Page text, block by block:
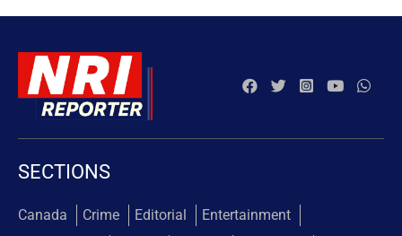
SECTIONS
Canada Crime Editorial
Entertainment